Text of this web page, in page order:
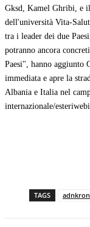
Gksd, Kamel Ghribi, e il
dell'università Vita-
tra i leader dei due
potranno ancora
Paesi", hanno
immediata e apre la
Albania e Italia nel
internazionale/
TAGS